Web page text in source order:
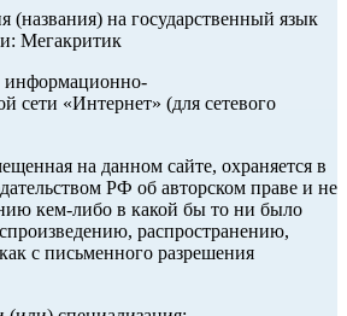
(названия) на государственный язык
Мегакритик
информационно-
сети «Интернет» (для сетевого
на данном сайте, охраняется в
РФ об авторском праве и не
кем-либо в какой бы то ни было
распространению,
с письменного разрешения